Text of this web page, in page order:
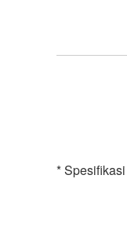
*